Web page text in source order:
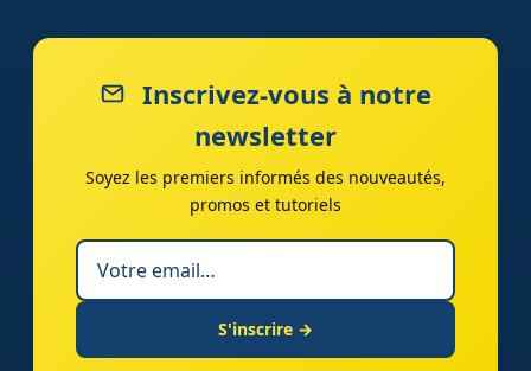
Inscrivez-vous à notre
newsletter
Soyez les premiers informés des nouveautés,
promos et tutoriels
S'inscrire →